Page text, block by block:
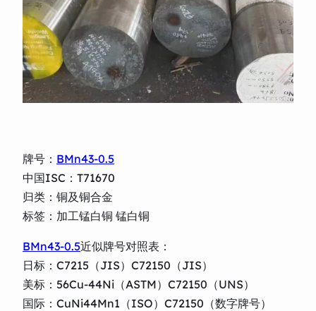
牌号： BMn43-0.5
中国ISC：T71670
归类：铜及铜合金
标签：加工锰白铜 锰白铜
BMn43-0.5近似牌号对照表：
日标：C7215（JIS）C72150（JIS）
美标：56Cu-44Ni（ASTM）C72150（UNS）
国际：CuNi44Mn1（ISO）C72150（数字牌号）